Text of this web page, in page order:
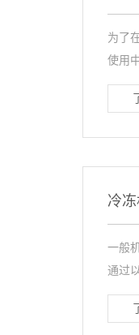
为了
使用
冷
一般
通过